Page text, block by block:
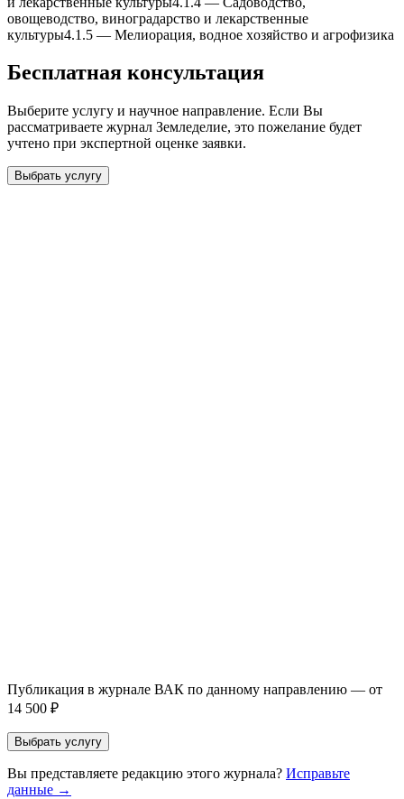
овощеводство, виноградарство и лекарственные
культуры4.1.5 — Мелиорация, водное xозяйство и агрофизика
Бесплатная консультация
Выберите услугу и научное направление. Если Вы
рассматриваете журнал Земледелие, это пожелание будет
учтено при экспертной оценке заявки.
Выбрать услугу
Публикация в журнале ВАК по данному направлению — от
14 500 ₽
Выбрать услугу
Вы представляете редакцию этого журнала? Исправьте
данные →